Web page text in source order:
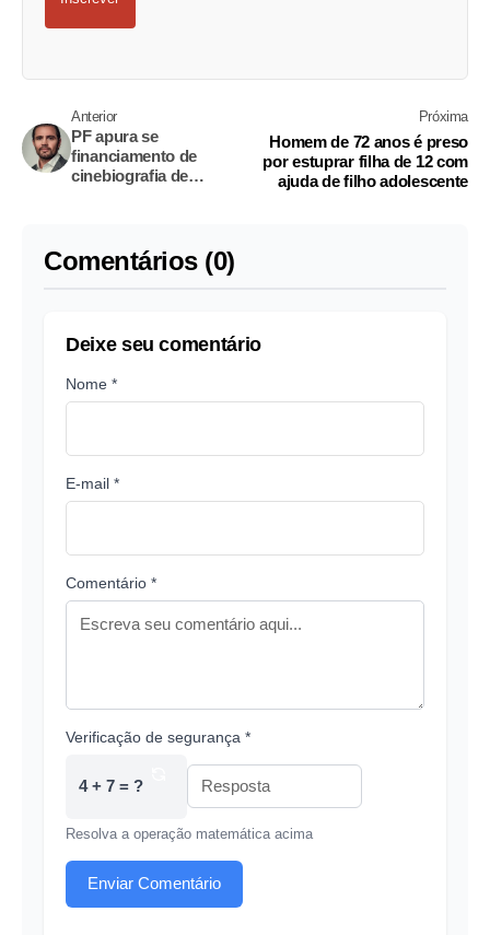
Anterior
PF apura se
financiamento de
cinebiografia de
Próxima
Homem de 72 anos é preso
por estuprar filha de 12 com
ajuda de filho adolescente
Comentários (0)
Deixe seu comentário
Nome *
E-mail *
Comentário *
Verificação de segurança *
4 + 7 = ?
Resolva a operação matemática acima
Enviar Comentário